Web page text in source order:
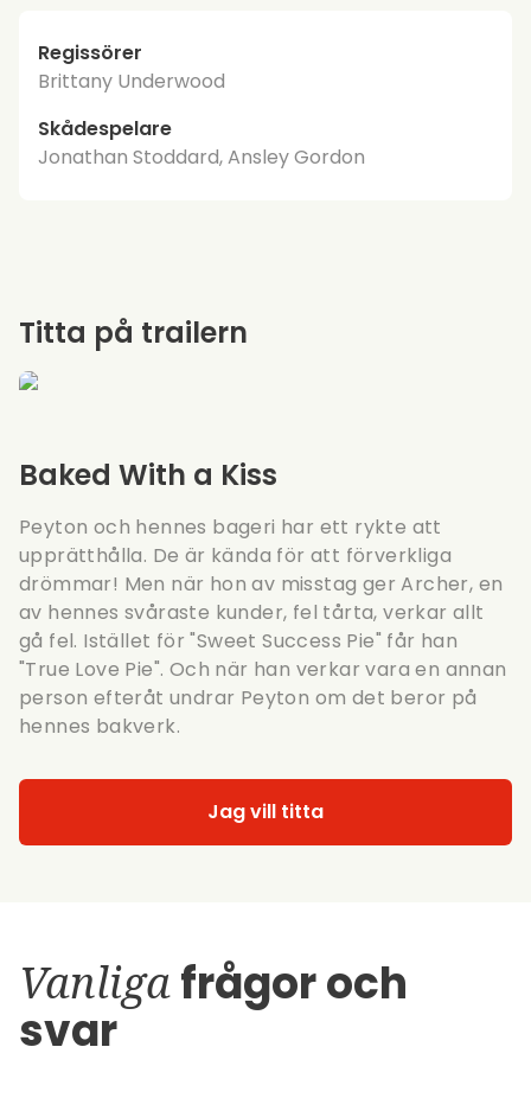
Regissörer
Brittany Underwood
Skådespelare
Jonathan Stoddard, Ansley Gordon
Baked With a Kiss
Peyton och hennes bageri har ett rykte att
upprätthålla. De är kända för att förverkliga
drömmar! Men när hon av misstag ger Archer, en
av hennes svåraste kunder, fel tårta, verkar allt
gå fel. Istället för "Sweet Success Pie" får han
"True Love Pie". Och när han verkar vara en annan
person efteråt undrar Peyton om det beror på
hennes bakverk.
Jag vill titta
Titta på trailern
Vanligafrågor och
svar